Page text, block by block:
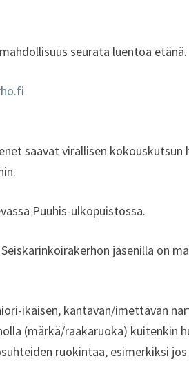
seurata luentoa etänä.
saavat virallisen kokouskutsun
Puuhis-ulkopuistossa.
jäsenillä on
ikäisen, kantavan/imettävän
(märkä/raakaruoka) kuitenkin
ruokintaa, esimerkiksi